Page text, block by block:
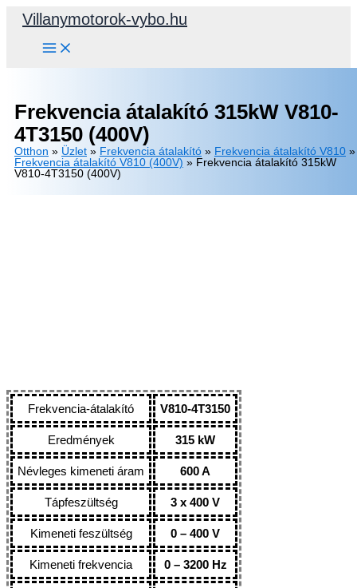
SkipVillanymotorok-vybo.hu
Frekvencia átalakító 315kW V810-
4T3150 (400V)
Otthon » Üzlet » Frekvencia átalakító » Frekvencia átalakító V810 »
Frekvencia átalakító V810 (400V) » Frekvencia átalakító 315kW
V810-4T3150 (400V)
Frekvencia-átalakító V810-4T3150
Eredmények 315 kW
Névleges kimeneti áram 600 A
Tápfeszültség 3 x 400 V
Kimeneti feszültség 0 – 400 V
Kimeneti frekvencia 0 – 3200 Hz